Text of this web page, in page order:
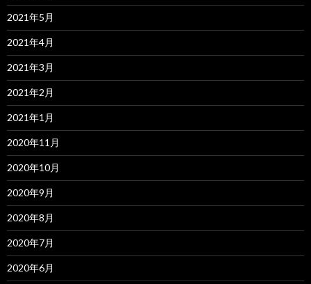
2021年5月
2021年4月
2021年3月
2021年2月
2021年1月
2020年11月
2020年10月
2020年9月
2020年8月
2020年7月
2020年6月